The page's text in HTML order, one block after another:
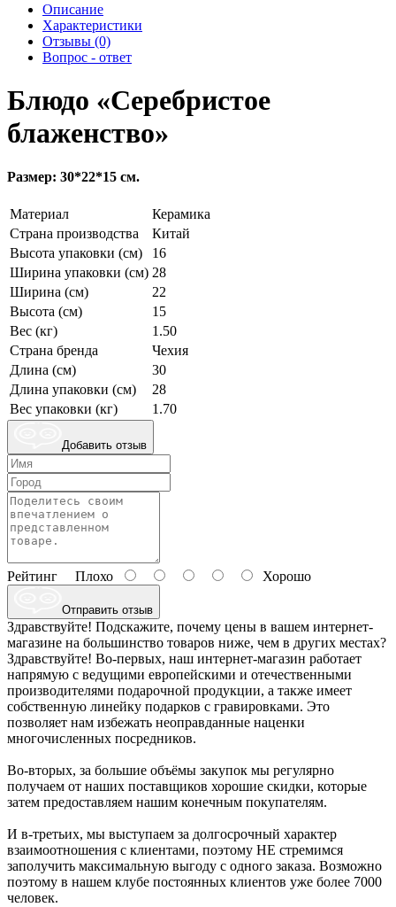
Описание
Характеристики
Отзывы (0)
Вопрос - ответ
Блюдо «Серебристое
блаженство»
Размер: 30*22*15 см.
Материал
Керамика
Страна производства
Китай
Высота упаковки (см)
16
Ширина упаковки (см) 28
Ширина (см)
22
Высота (см)
15
Вес (кг)
1.50
Страна бренда
Чехия
Длина (см)
30
Длина упаковки (см)
28
Вес упаковки (кг)
1.70
Добавить отзыв
Рейтинг Плохо Хорошо
Отправить отзыв
Здравствуйте! Подскажите, почему цены в вашем интернет-
магазине на большинство товаров ниже, чем в других местах?
Здравствуйте! Во-первых, наш интернет-магазин работает
напрямую с ведущими европейскими и отечественными
производителями подарочной продукции, а также имеет
собственную линейку подарков с гравировками. Это
позволяет нам избежать неоправданные наценки
многочисленных посредников.
Во-вторых, за большие объёмы закупок мы регулярно
получаем от наших поставщиков хорошие скидки, которые
затем предоставляем нашим конечным покупателям.
И в-третьих, мы выступаем за долгосрочный характер
взаимоотношения с клиентами, поэтому НЕ стремимся
заполучить максимальную выгоду с одного заказа. Возможно
поэтому в нашем клубе постоянных клиентов уже более 7000
человек.